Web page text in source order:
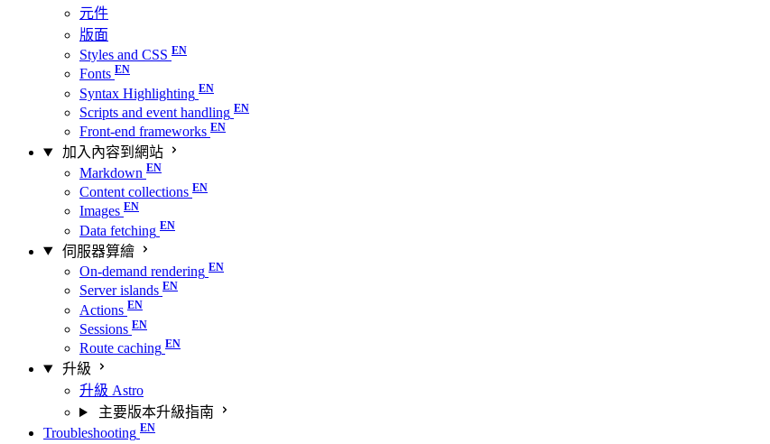
元件
版面
Styles and CSS
Fonts
Syntax Highlighting
Scripts and event handling
Front-end frameworks
加入內容到網站
Markdown
Content collections
Images
Data fetching
伺服器算繪
On-demand rendering
Server islands
Actions
Sessions
Route caching
升級
升級 Astro
主要版本升級指南
Troubleshooting